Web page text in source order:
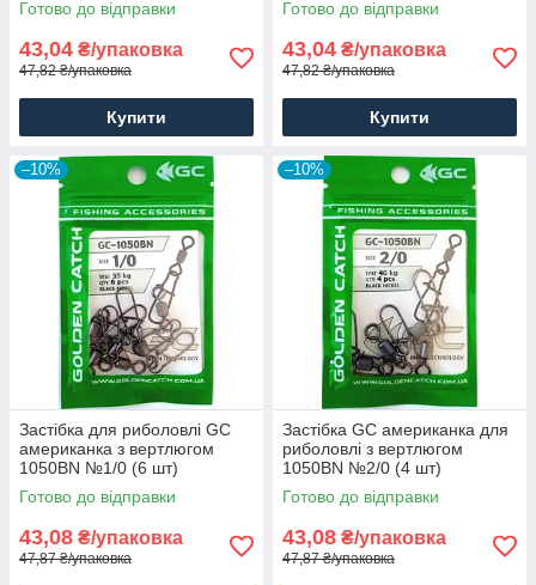
Готово до відправки
43,04 ₴/упаковка
47,82 ₴/упаковка
Купити
Готово до відправки
43,04 ₴/упаковка
47,82 ₴/упаковка
Купити
–10%
Застібка для риболовлі GC
американка з вертлюгом
1050BN №1/0 (6 шт)
Готово до відправки
43,08 ₴/упаковка
47,87 ₴/упаковка
–10%
Застібка GC американка для
риболовлі з вертлюгом
1050BN №2/0 (4 шт)
Готово до відправки
43,08 ₴/упаковка
47,87 ₴/упаковка